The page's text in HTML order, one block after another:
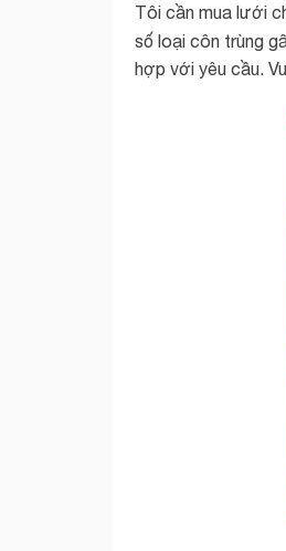
Tôi cần mua lưới
số loại côn trùng
hợp với yêu cầu.